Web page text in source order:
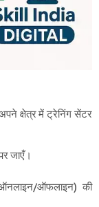
क्षेत्र में ट्रेनिंग सेंटर
जाएँ।
ऑफलाइन) की